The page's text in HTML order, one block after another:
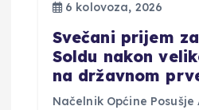
6 kolovoza, 2026
Svečani prijem
Soldu nakon
na državnom
Načelnik Općine Posušje